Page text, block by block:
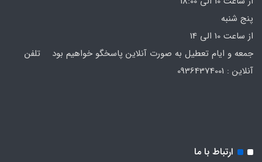
پنج شنبه
از ساعت 10 الی 14
جمعه و ایام تعطیل به صورت آنلاین پاسخگو خواهیم بود تلفن
ارتباط با ما